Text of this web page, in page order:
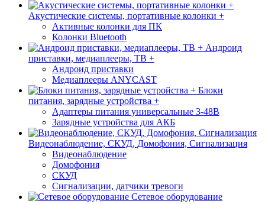
Акустические системы, портативные колонки +
Активные колонки для ПК
Колонки Bluetooth
Андроид
приставки, медиаплееры, ТВ +
Андроид приставки
Медиаплееры ANYCAST
Блоки
питания, зарядные устройства +
Адаптеры питания универсальные 3-48В
Зарядные устройства для АКБ
Видеонаблюдение, СКУД, Домофония, Сигнализация
Видеонаблюдение
Домофония
СКУД
Сигнализации, датчики тревоги
Сетевое оборудование